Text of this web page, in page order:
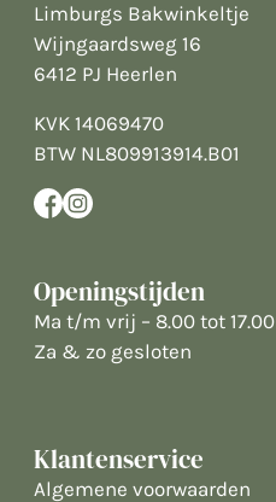
Limburgs Bakwinkeltje
Wijngaardsweg 16
6412 PJ Heerlen
KVK 14069470
BTW NL809913914.B01
Openingstijden
Ma t/m vrij – 8.00 tot 17.00
Za & zo gesloten
Klantenservice
Algemene voorwaarden